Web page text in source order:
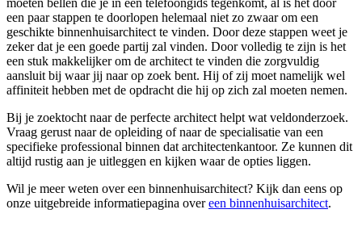
moeten bellen die je in een telefoongids tegenkomt, al is het door
een paar stappen te doorlopen helemaal niet zo zwaar om een
geschikte binnenhuisarchitect te vinden. Door deze stappen weet je
zeker dat je een goede partij zal vinden. Door volledig te zijn is het
een stuk makkelijker om de architect te vinden die zorgvuldig
aansluit bij waar jij naar op zoek bent. Hij of zij moet namelijk wel
affiniteit hebben met de opdracht die hij op zich zal moeten nemen.
Bij je zoektocht naar de perfecte architect helpt wat veldonderzoek.
Vraag gerust naar de opleiding of naar de specialisatie van een
specifieke professional binnen dat architectenkantoor. Ze kunnen dit
altijd rustig aan je uitleggen en kijken waar de opties liggen.
Wil je meer weten over een binnenhuisarchitect? Kijk dan eens op
onze uitgebreide informatiepagina overeen binnenhuisarchitect.